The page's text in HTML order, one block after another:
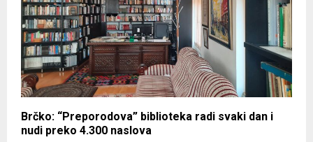
Brčko: “Preporodova” biblioteka radi svaki dan i
nudi preko 4.300 naslova